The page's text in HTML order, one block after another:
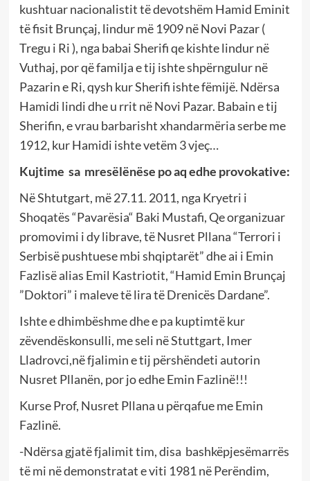
kushtuar nacionalistit të devotshëm Hamid Eminit
të fisit Brunçaj, lindur më 1909 në Novi Pazar (
Tregu i Ri ), nga babai Sherifi qe kishte lindur në
Vuthaj, por që familja e tij ishte shpërngulur në
Pazarin e Ri, qysh kur Sherifi ishte fëmijë. Ndërsa
Hamidi lindi dhe u rrit në Novi Pazar. Babain e tij
Sherifin, e vrau barbarisht xhandarmëria serbe me
1912, kur Hamidi ishte vetëm 3 vjeç…
Kujtime sa mresëlënëse po aq edhe provokative:
Në Shtutgart, më 27.11. 2011, nga Kryetri i
Shoqatës “Pavarësia“ Baki Mustafi, Qe organizuar
promovimi i dy librave, të Nusret Pllana “Terrori i
Serbisë pushtuese mbi shqiptarët” dhe ai i Emin
Fazlisë alias Emil Kastriotit, “Hamid Emin Brunçaj
”Doktori” i maleve të lira të Drenicës Dardane”.
Ishte e dhimbëshme dhe e pa kuptimtë kur
zëvendëskonsulli, me seli në Stuttgart, Imer
Lladrovci,në fjalimin e tij përshëndeti autorin
Nusret Pllanën, por jo edhe Emin Fazlinë!!!
Kurse Prof, Nusret Pllana u përqafue me Emin
Fazlinë.
-Ndërsa gjatë fjalimit tim, disa bashkëpjesëmarrës
të mi në demonstratat e viti 1981 në Perëndim,